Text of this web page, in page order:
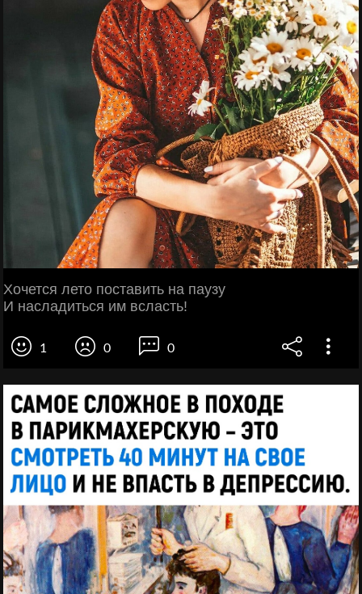
Хочется лето поставить на паузу
И насладиться им всласть!
1 0 0